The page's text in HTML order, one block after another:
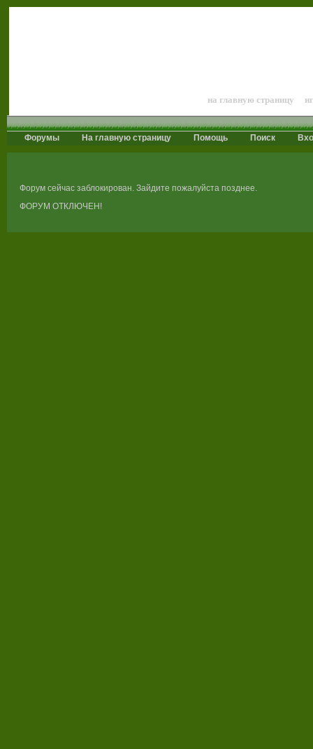
на главную страницу
Форумы На главную страницу Помощь Поиск
Форум сейчас заблокирован. Зайдите пожалуйста позднее.
ФОРУМ ОТКЛЮЧЕН!